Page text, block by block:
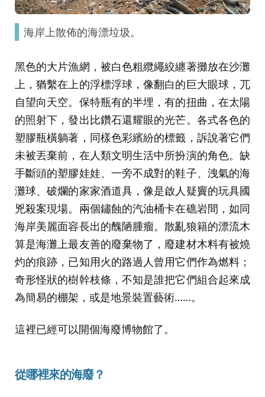
海岸上散佈的海漂垃圾。
黑色的大片漁網，被白色粗纜繩絞纏著攤放在沙灘
上，猶繫在上的浮標浮球，像翻白的巨大眼球，兀
自望向天空。保特瓶有的半埋，有的扭曲，在太陽
的照射下，發出比鑽石還耀眼的光芒。各式各色的
塑膠瓶橫躺著，同樣色彩繽紛的標籤，訴說著它們
未被丟棄前，在人類文明生活中所扮演的角色。缺
手斷頭的塑膠娃娃、一旁不成對的鞋子、洩氣的海
灘球、破爛的家家酒道具，像是啟人疑竇的玩具國
兇殺案現場。兩個鏽蝕的汽油桶卡在礁岩間，如同
海岸美麗面容長出的醜陋腫瘤。散亂狼籍的漂流木
算是海灘上最友善的廢棄物了，廢建材木料有被燒
灼的痕跡，已知用火的路過人曾用它們作為燃料；
奇形怪狀的樹幹枝條，不知是誰把它們組合起來成
為簡易的棚架，或是地景裝置藝術……。
這裡已經可以開個海廢博物館了。
從哪裡來的海廢？